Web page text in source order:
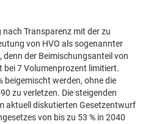
nach Transparenz mit der zu
von HVO als sogenannter
der Beimischungsanteil von
bei 7 Volumenprozent limitiert.
beigemischt werden, ohne die
zu verletzen. Die steigenden
aktuell diskutierten Gesetzentwurf
von bis zu 53 % in 2040